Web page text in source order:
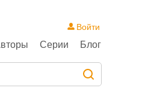
Серии Блог
Войти